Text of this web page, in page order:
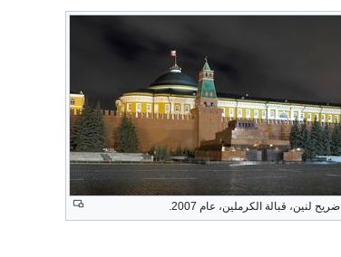
ضريح لنين، قبالة الكرملين، عام 2007.